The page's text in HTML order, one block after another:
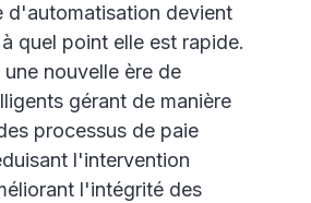
d'automatisation devient
quel point elle est rapide.
nouvelle ère de
gérant de manière
processus de paie
l'intervention
l'intégrité des